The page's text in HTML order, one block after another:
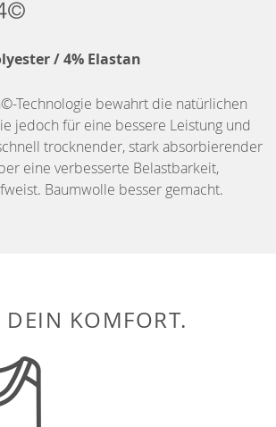
/ 4% Elastan
Technologie bewahrt die natürlichen
jedoch für eine bessere Leistung und
trocknender, stark absorbierender
eine verbesserte Belastbarkeit,
Baumwolle besser gemacht.
DEIN KOMFORT.